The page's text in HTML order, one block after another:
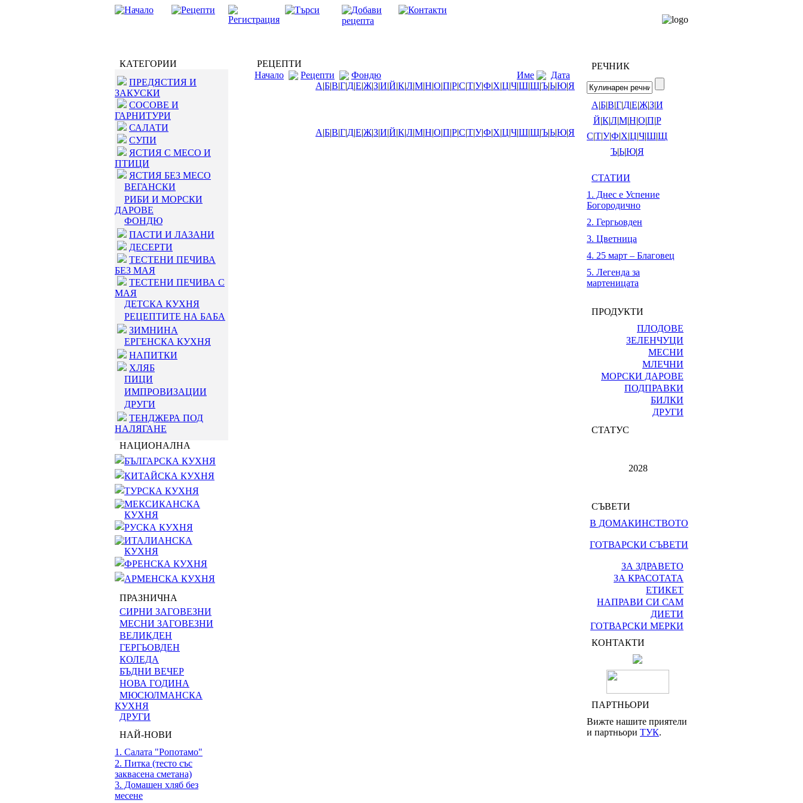
КАТЕГОРИИ
ПРЕДЯСТИЯ И
ЗАКУСКИ
СОСОВЕ И
ГАРНИТУРИ
САЛАТИ
СУПИ
ЯСТИЯ С МЕСО И
ПТИЦИ
ЯСТИЯ БЕЗ МЕСО
ВЕГАНСКИ
РИБИ И МОРСКИ
ДАРОВЕ
ФОНДЮ
ПАСТИ И ЛАЗАНИ
ДЕСЕРТИ
ТЕСТЕНИ ПЕЧИВА
БЕЗ МАЯ
ТЕСТЕНИ ПЕЧИВА С
МАЯ
ДЕТСКА КУХНЯ
РЕЦЕПТИТЕ НА БАБА
ЗИМНИНА
ЕРГЕНСКА КУХНЯ
НАПИТКИ
ХЛЯБ
ПИЦИ
ИМПРОВИЗАЦИИ
ДРУГИ
ТЕНДЖЕРА ПОД
НАЛЯГАНЕ
НАЦИОНАЛНА
БЪЛГАРСКА КУХНЯ
КИТАЙСКА КУХНЯ
ТУРСКА КУХНЯ
МЕКСИКАНСКА
КУХНЯ
РУСКА КУХНЯ
ИТАЛИАНСКА
КУХНЯ
ФРЕНСКА КУХНЯ
АРМЕНСКА КУХНЯ
ПРАЗНИЧНА
СИРНИ ЗАГОВЕЗНИ
МЕСНИ ЗАГОВЕЗНИ
ВЕЛИКДЕН
ГЕРГЬОВДЕН
КОЛЕДА
БЪДНИ ВЕЧЕР
НОВА ГОДИНА
МЮСЮЛМАНСКА
КУХНЯ
ДРУГИ
НАЙ-НОВИ
1. Салата "Ропотамо"
2. Питка (тесто със
заквасена сметана)
3. Домашен хляб без
месене
РЕЦЕПТИ
Начало
Рецепти Фондю Име
Дата
А|Б|В|Г|Д|Е|Ж|З|И|Й|К|Л|М|Н|О|П|Р|С|Т|У|Ф|Х|Ц|Ч|Ш|Щ|Ъ|Ь|Ю|Я
А|Б|В|Г|Д|Е|Ж|З|И|Й|К|Л|М|Н|О|П|Р|С|Т|У|Ф|Х|Ц|Ч|Ш|Щ|Ъ|Ь|Ю|Я
РЕЧНИК
А|Б|В|Г|Д|Е|Ж|З|И
Й|К|Л|М|Н|О|П|Р
С|Т|У|Ф|Х|Ц|Ч|Ш|Щ
Ъ|Ь|Ю|Я
СТАТИИ
1. Днес е Успение
Богородично
2. Гергьовден
3. Цветница
4. 25 март – Благовец
5. Легенда за
мартеницата
ПРОДУКТИ
ПЛОДОВЕ
ЗЕЛЕНЧУЦИ
МЕСНИ
МЛЕЧНИ
МОРСКИ ДАРОВЕ
ПОДПРАВКИ
БИЛКИ
ДРУГИ
СТАТУС
2028
СЪВЕТИ
В ДОМАКИНСТВОТО
ГОТВАРСКИ СЪВЕТИ
ЗА ЗДРАВЕТО
ЗА КРАСОТАТА
ЕТИКЕТ
НАПРАВИ СИ САМ
ДИЕТИ
ГОТВАРСКИ МЕРКИ
КОНТАКТИ
ПАРТНЬОРИ
Вижте нашите приятели
и партньори ТУК.